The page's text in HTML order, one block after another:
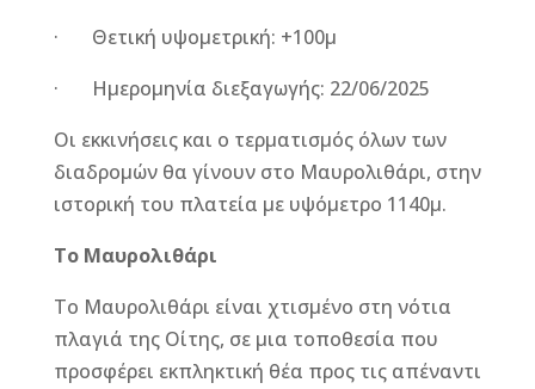
· Θετική υψομετρική: +100μ
· Ημερομηνία διεξαγωγής: 22/06/2025
Οι εκκινήσεις και ο τερματισμός όλων των
διαδρομών θα γίνουν στο Μαυρολιθάρι, στην
ιστορική του πλατεία με υψόμετρο 1140μ.
Το Μαυρολιθάρι
Το Μαυρολιθάρι είναι χτισμένο στη νότια
πλαγιά της Οίτης, σε μια τοποθεσία που
προσφέρει εκπληκτική θέα προς τις απέναντι